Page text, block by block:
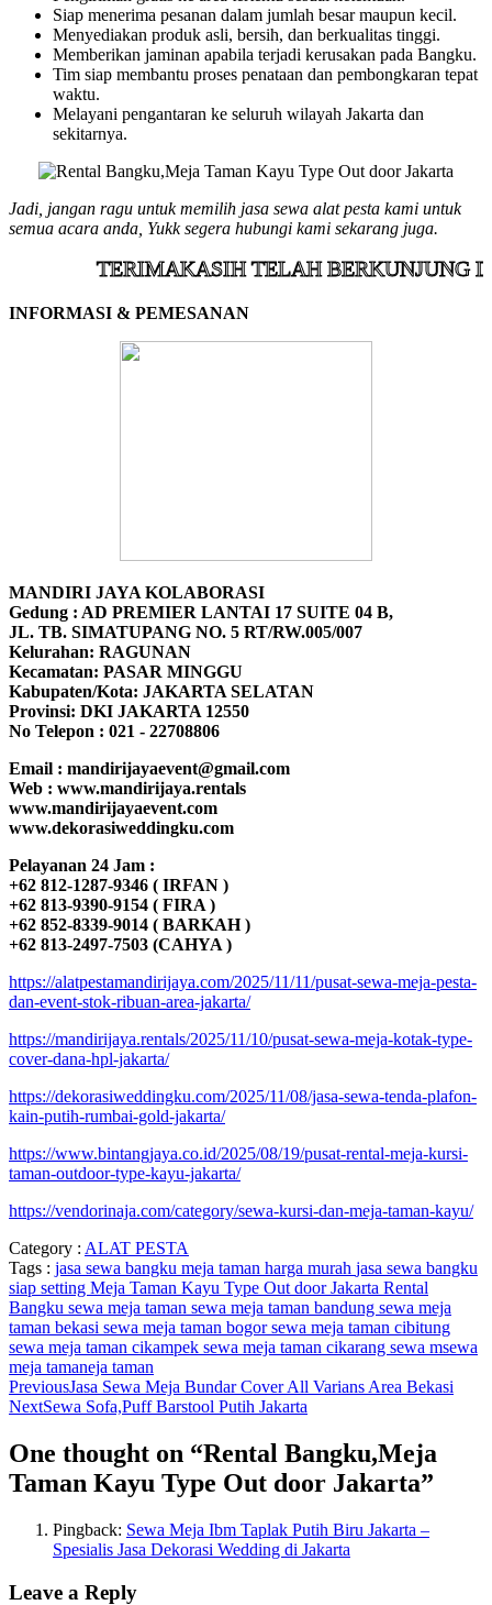
Siap menerima pesanan dalam jumlah besar maupun kecil.
Menyediakan produk asli, bersih, dan berkualitas tinggi.
Memberikan jaminan apabila terjadi kerusakan pada Bangku.
Tim siap membantu proses penataan dan pembongkaran tepat
waktu.
Melayani pengantaran ke seluruh wilayah Jakarta dan
sekitarnya.
Jadi, jangan ragu untuk memilih jasa sewa alat pesta kami untuk
semua acara anda, Yukk segera hubungi kami sekarang juga.
TERIMAKASIH TELAH BERKUNJUNG
INFORMASI & PEMESANAN
MANDIRI JAYA KOLABORASI
Gedung : AD PREMIER LANTAI 17 SUITE 04 B,
JL. TB. SIMATUPANG NO. 5 RT/RW.005/007
Kelurahan: RAGUNAN
Kecamatan: PASAR MINGGU
Kabupaten/Kota: JAKARTA SELATAN
Provinsi: DKI JAKARTA 12550
No Telepon : 021 - 22708806
Email : mandirijayaevent@gmail.com
Web : www.mandirijaya.rentals
www.mandirijayaevent.com
www.dekorasiweddingku.com
Pelayanan 24 Jam :
+62 812-1287-9346 ( IRFAN )
+62 813-9390-9154 ( FIRA )
+62 852-8339-9014 ( BARKAH )
+62 813-2497-7503 (CAHYA )
https://alatpestamandirijaya.com/2025/11/11/pusat-sewa-meja-pesta-
dan-event-stok-ribuan-area-jakarta/
https://mandirijaya.rentals/2025/11/10/pusat-sewa-meja-kotak-type-
cover-dana-hpl-jakarta/
https://dekorasiweddingku.com/2025/11/08/jasa-sewa-tenda-plafon-
kain-putih-rumbai-gold-jakarta/
https://www.bintangjaya.co.id/2025/08/19/pusat-rental-meja-kursi-
taman-outdoor-type-kayu-jakarta/
https://vendorinaja.com/category/sewa-kursi-dan-meja-taman-kayu/
Category : ALAT PESTA
Tags : jasa sewa bangku meja taman harga murah jasa sewa bangku
siap setting Meja Taman Kayu Type Out door Jakarta Rental
Bangku sewa meja taman sewa meja taman bandung sewa meja
taman bekasi sewa meja taman bogorsewa meja taman cibitung
sewa meja taman cikampek sewa meja taman cikarang sewa msewa
meja tamaneja taman
PreviousJasa Sewa Meja Bundar Cover All Varians Area Bekasi
NextSewa Sofa,Puff Barstool Putih Jakarta
One thought on “Rental Bangku,Meja
Taman Kayu Type Out door Jakarta”
Pingback: Sewa Meja Ibm Taplak Putih Biru Jakarta –
Spesialis Jasa Dekorasi Wedding di Jakarta
Leave a Reply